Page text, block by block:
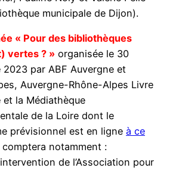
municipale de Dijon).
« Pour des bibliothèques
vertes ? » organisée le 30
2023 par ABF Auvergne et
Auvergne-Rhône-Alpes Livre
et la Médiathèque
de la Loire dont le
prévisionnel est en ligne à ce
notamment :
de l’Association pour